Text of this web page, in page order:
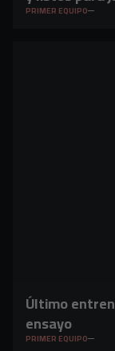
PRIMER EQUIPO
Último
ensayo
PRIMER EQUIPO